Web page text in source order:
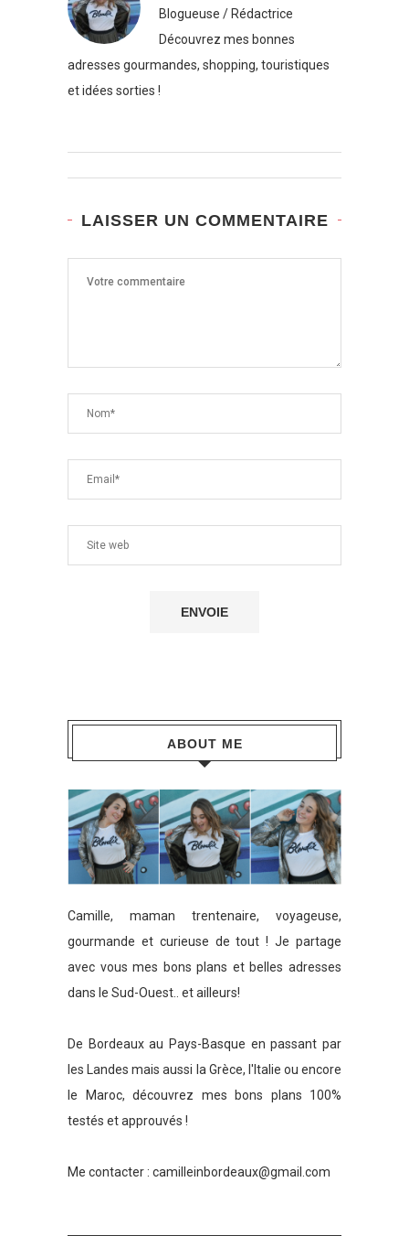
Blogueuse / Rédactrice
Découvrez mes bonnes
adresses gourmandes, shopping, touristiques
et idées sorties !
LAISSER UN COMMENTAIRE
ABOUT ME
Camille, maman trentenaire, voyageuse,
gourmande et curieuse de tout ! Je partage
avec vous mes bons plans et belles adresses
dans le Sud-Ouest.. et ailleurs!
De Bordeaux au Pays-Basque en passant par
les Landes mais aussi la Grèce, l'Italie ou encore
le Maroc, découvrez mes bons plans 100%
testés et approuvés !
Me contacter : camilleinbordeaux@gmail.com